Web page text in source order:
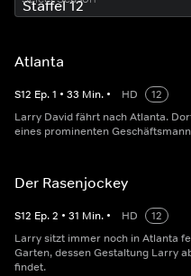
Atlanta
S12 Ep.1 • 33 Min. • HD
12
Larry David fährt nach Atlanta.
eines prominenten
Der Rasenjockey
S12 Ep.2 • 31 Min. • HD
12
Larry sitzt immer noch in Atlanta
Garten, dessen Gestaltung Larry
findet.